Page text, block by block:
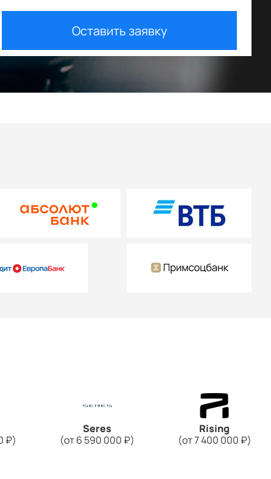
Trade In как первый взнос
+ дополнительная скидка
Оставить заявку
₽)
Seres
(от 6 590 000 ₽)
Rising
(от 7 400 000 ₽)